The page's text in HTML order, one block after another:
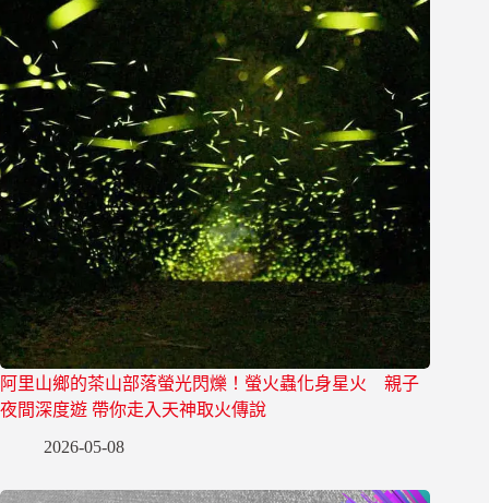
阿里山鄉的茶山部落螢光閃爍！螢火蟲化身星火 親子
夜間深度遊 帶你走入天神取火傳說
2026-05-08